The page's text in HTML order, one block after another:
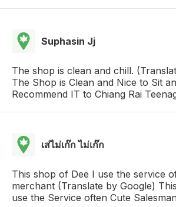
Suphasin Jj
The shop is clean and chill.
The Shop is Clean and Nice to Sit
Recommend IT to Chiang Rai
เส่ไม่เก๊ก ไม่เก๊ก
This shop of Dee I use the service
merchant (Translate by Google)
use the Service often Cute Salesman